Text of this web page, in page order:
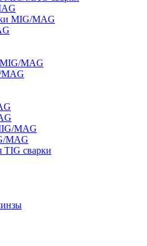
MIG/MAG
MIG/MAG
MAG
MAG
TIG сварки